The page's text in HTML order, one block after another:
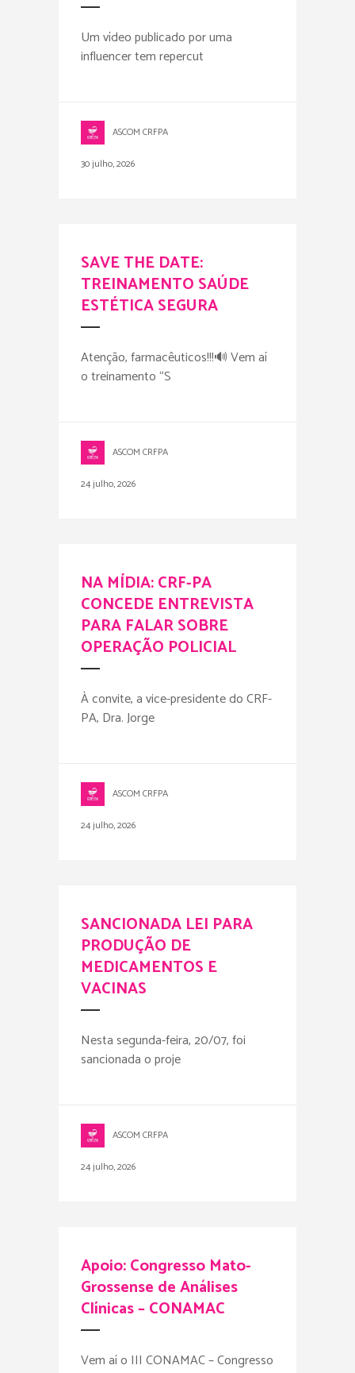
Um vídeo publicado por uma
influencer tem repercut
ASCOM CRFPA
30 julho, 2026
SAVE THE DATE:
TREINAMENTO SAÚDE
ESTÉTICA SEGURA
Atenção, farmacêuticos!!!🔊 Vem aí
o treinamento “S
ASCOM CRFPA
24 julho, 2026
NA MÍDIA: CRF-PA
CONCEDE ENTREVISTA
PARA FALAR SOBRE
OPERAÇÃO POLICIAL
À convite, a vice-presidente do CRF-
PA, Dra. Jorge
ASCOM CRFPA
24 julho, 2026
SANCIONADA LEI PARA
PRODUÇÃO DE
MEDICAMENTOS E
VACINAS
Nesta segunda-feira, 20/07, foi
sancionada o proje
ASCOM CRFPA
24 julho, 2026
Apoio: Congresso Mato-
Grossense de Análises
Clínicas – CONAMAC
Vem aí o III CONAMAC – Congresso